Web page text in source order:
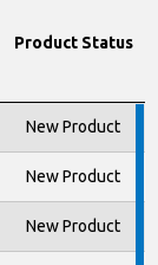
Product Status
New Product
New Product
New Product